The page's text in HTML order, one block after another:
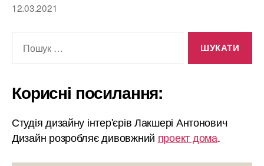
12.03.2021
Корисні посилання:
Студія дизайну інтер'єрів Лакшері Антонович
Дизайн розробляє дивовжний проект дома.